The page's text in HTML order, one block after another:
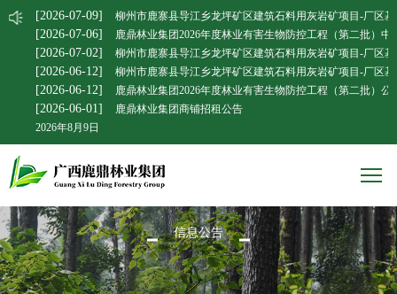
[2026-07-09] 柳州市鹿寨县导江乡龙坪矿区建筑石料用灰岩矿项目-厂区
[2026-07-06] 鹿鼎林业集团2026年度林业有害生物防控工程（第二批）中
[2026-07-02] 柳州市鹿寨县导江乡龙坪矿区建筑石料用灰岩矿项目-厂区
[2026-06-12] 柳州市鹿寨县导江乡龙坪矿区建筑石料用灰岩矿项目-厂区
[2026-06-12] 鹿鼎林业集团2026年度林业有害生物防控工程（第二批）公
[2026-06-01]
鹿鼎林业集团商铺招租公告
2026年8月9日
信息公告